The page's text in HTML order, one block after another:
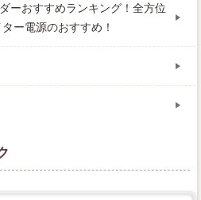
ーおすすめランキング！全方位
ー電源のおすすめ！